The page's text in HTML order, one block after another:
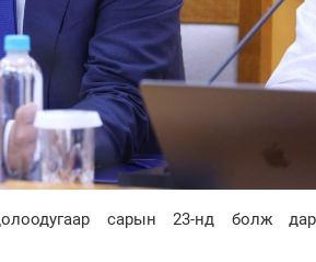
сарын 23-нд болж